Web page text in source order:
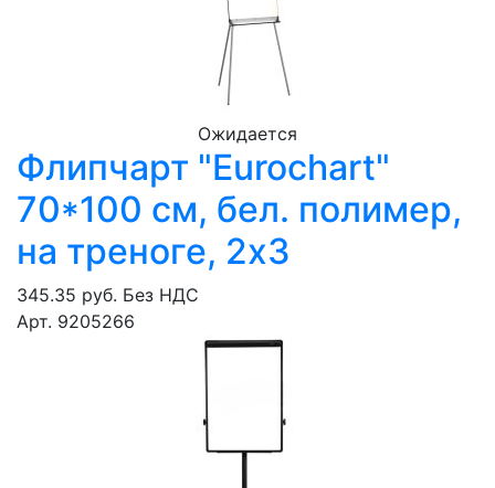
Ожидается
Флипчарт "Eurochart"
70*100 см, бел. полимер,
на треноге, 2х3
345.35 руб. Без НДС
Арт. 9205266